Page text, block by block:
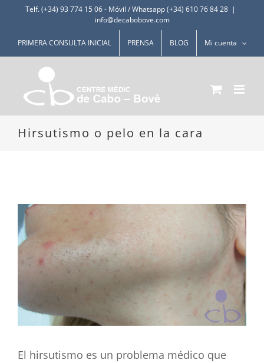
Saltar
contenido
Telf. (+34) 93 774 15 06- Móvil / Whatsapp (+34) 610 76 84 28 |
info@decabobove.com
PRIMERA CONSULTA INICIAL PRENSA BLOG Mi cuenta
Hirsutismo o pelo en la cara
imagen
más
grande
El hirsutismo es un problema médico que